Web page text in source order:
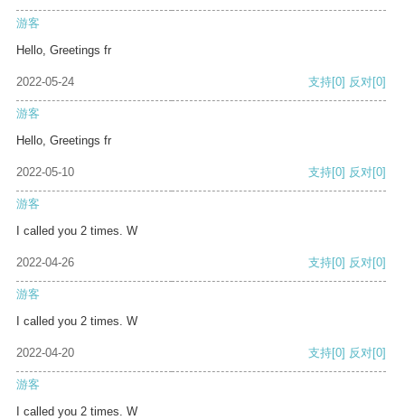
游客
Hello, Greetings fr
2022-05-24 支持[0] 反对[0]
游客
Hello, Greetings fr
2022-05-10 支持[0] 反对[0]
游客
I called you 2 times. W
2022-04-26 支持[0] 反对[0]
游客
I called you 2 times. W
2022-04-20 支持[0] 反对[0]
游客
I called you 2 times. W